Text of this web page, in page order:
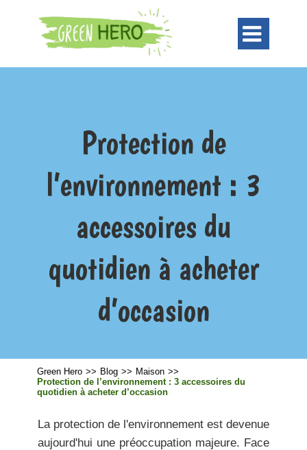

Protection de
l’environnement : 3
accessoires du
quotidien à acheter
d’occasion
Green Hero >> Blog >> Maison >>
Protection de l’environnement : 3 accessoires du
quotidien à acheter d’occasion
La protection de l'environnement est devenue
aujourd'hui une préoccupation majeure. Face